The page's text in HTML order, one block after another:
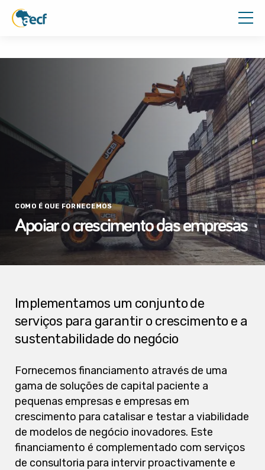
COMO É QUE FORNECEMOS
Apoiar o crescimento das empresas
Implementamos um conjunto de
serviços para garantir o crescimento e a
sustentabilidade do negócio
Fornecemos financiamento através de uma
gama de soluções de capital paciente a
pequenas empresas e empresas em
crescimento para catalisar e testar a viabilidade
de modelos de negócio inovadores. Este
financiamento é complementado com serviços
de consultoria para intervir proactivamente e